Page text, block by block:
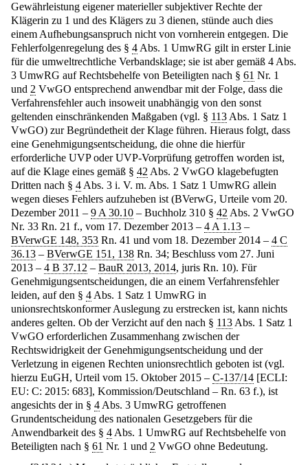
Gewährleistung eigener materieller subjektiver Rechte der
Klägerin zu 1 und des Klägers zu 3 dienen, stünde auch dies
einem Aufhebungsanspruch nicht von vornherein entgegen. Die
Fehlerfolgenregelung des § 4 Abs. 1 UmwRG gilt in erster Linie
für die umweltrechtliche Verbandsklage; sie ist aber gemäß 4 Abs.
3 UmwRG auf Rechtsbehelfe von Beteiligten nach § 61 Nr. 1
und 2 VwGO entsprechend anwendbar mit der Folge, dass die
Verfahrensfehler auch insoweit unabhängig von den sonst
geltenden einschränkenden Maßgaben (vgl. § 113 Abs. 1 Satz 1
VwGO) zur Begründetheit der Klage führen. Hieraus folgt, dass
eine Genehmigungsentscheidung, die ohne die hierfür
erforderliche UVP oder UVP-Vorprüfung getroffen worden ist,
auf die Klage eines gemäß § 42 Abs. 2 VwGO klagebefugten
Dritten nach § 4 Abs. 3 i. V. m. Abs. 1 Satz 1 UmwRG allein
wegen dieses Fehlers aufzuheben ist (BVerwG, Urteile vom 20.
Dezember 2011 – 9 A 30.10 – Buchholz 310 § 42 Abs. 2 VwGO
Nr. 33 Rn. 21 f., vom 17. Dezember 2013 – 4 A 1.13 –
BVerwGE 148, 353 Rn. 41 und vom 18. Dezember 2014 – 4 C
36.13 – BVerwGE 151, 138 Rn. 34; Beschluss vom 27. Juni
2013 – 4 B 37.12 – BauR 2013, 2014, juris Rn. 10). Für
Genehmigungsentscheidungen, die an einem Verfahrensfehler
leiden, auf den § 4 Abs. 1 Satz 1 UmwRG in
unionsrechtskonformer Auslegung zu erstrecken ist, kann nichts
anderes gelten. Ob der Verzicht auf den nach § 113 Abs. 1 Satz 1
VwGO erforderlichen Zusammenhang zwischen der
Rechtswidrigkeit der Genehmigungsentscheidung und der
Verletzung in eigenen Rechten unionsrechtlich geboten ist (vgl.
hierzu EuGH, Urteil vom 15. Oktober 2015 – C-137/14 [ECLI:
EU: C: 2015: 683], Kommission/Deutschland – Rn. 63 f.), ist
angesichts der in § 4 Abs. 3 UmwRG getroffenen
Grundentscheidung des nationalen Gesetzgebers für die
Anwendbarkeit des § 4 Abs. 1 UmwRG auf Rechtsbehelfe von
Beteiligten nach § 61 Nr. 1 und 2 VwGO ohne Bedeutung.